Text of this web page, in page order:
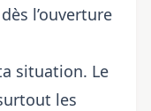
l’ouverture
situation. Le
les